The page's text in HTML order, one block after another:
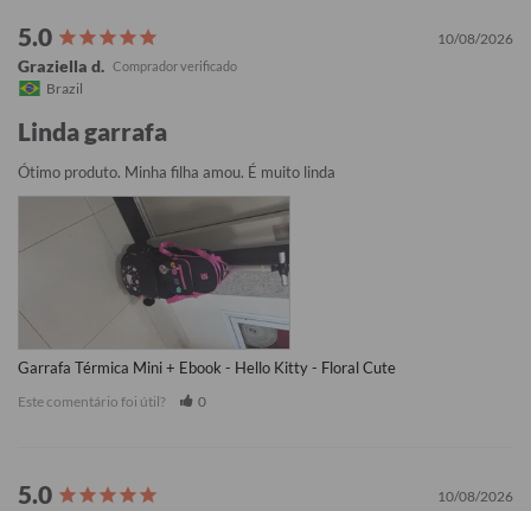
10/08/2026
Graziella d.
Brazil
Linda garrafa
Ótimo produto. Minha filha amou. É muito linda
Garrafa Térmica Mini + Ebook - Hello Kitty - Floral Cute
Este comentário foi útil? 0
10/08/2026